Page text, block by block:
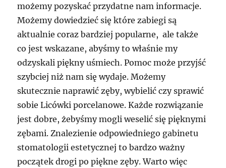
możemy pozyskać przydatne nam informacje.
Możemy dowiedzieć się które zabiegi są
aktualnie coraz bardziej popularne, ale także
co jest wskazane, abyśmy to właśnie my
odzyskali piękny uśmiech. Pomoc może przyjść
szybciej niż nam się wydaje. Możemy
skutecznie naprawić zęby, wybielić czy sprawić
sobie Licówki porcelanowe. Każde rozwiązanie
jest dobre, żebyśmy mogli weselić się pięknymi
zębami. Znalezienie odpowiedniego gabinetu
stomatologii estetycznej to bardzo ważny
początek drogi po piękne zęby. Warto więc